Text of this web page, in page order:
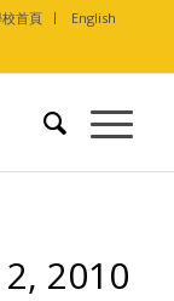
首頁 English
2010